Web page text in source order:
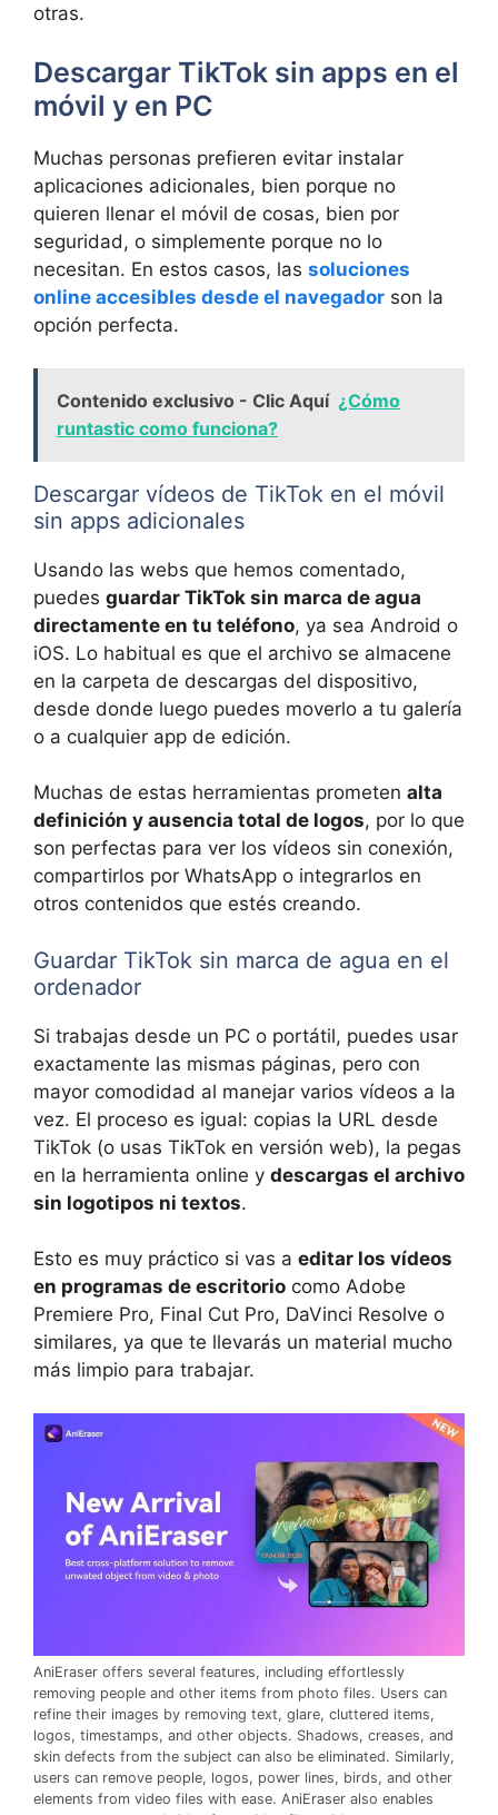
otras.
Descargar TikTok sin apps en el
móvil y en PC
Muchas personas prefieren evitar instalar
aplicaciones adicionales, bien porque no
quieren llenar el móvil de cosas, bien por
seguridad, o simplemente porque no lo
necesitan. En estos casos, las soluciones
online accesibles desde el navegador son la
opción perfecta.
Contenido exclusivo - Clic Aquí ¿Cómo
runtastic como funciona?
Descargar vídeos de TikTok en el móvil
sin apps adicionales
Usando las webs que hemos comentado,
puedes guardar TikTok sin marca de agua
directamente en tu teléfono, ya sea Android o
iOS. Lo habitual es que el archivo se almacene
en la carpeta de descargas del dispositivo,
desde donde luego puedes moverlo a tu galería
o a cualquier app de edición.
Muchas de estas herramientas prometen alta
definición y ausencia total de logos, por lo que
son perfectas para ver los vídeos sin conexión,
compartirlos por WhatsApp o integrarlos en
otros contenidos que estés creando.
Guardar TikTok sin marca de agua en el
ordenador
Si trabajas desde un PC o portátil, puedes usar
exactamente las mismas páginas, pero con
mayor comodidad al manejar varios vídeos a la
vez. El proceso es igual: copias la URL desde
TikTok (o usas TikTok en versión web), la pegas
en la herramienta online y descargas el archivo
sin logotipos ni textos.
Esto es muy práctico si vas a editar los vídeos
en programas de escritorio como Adobe
Premiere Pro, Final Cut Pro, DaVinci Resolve o
similares, ya que te llevarás un material mucho
más limpio para trabajar.
AniEraser offers several features, including effortlessly
removing people and other items from photo files. Users can
refine their images by removing text, glare, cluttered items,
logos, timestamps, and other objects. Shadows, creases, and
skin defects from the subject can also be eliminated. Similarly,
users can remove people, logos, power lines, birds, and other
elements from video files with ease. AniEraser also enables